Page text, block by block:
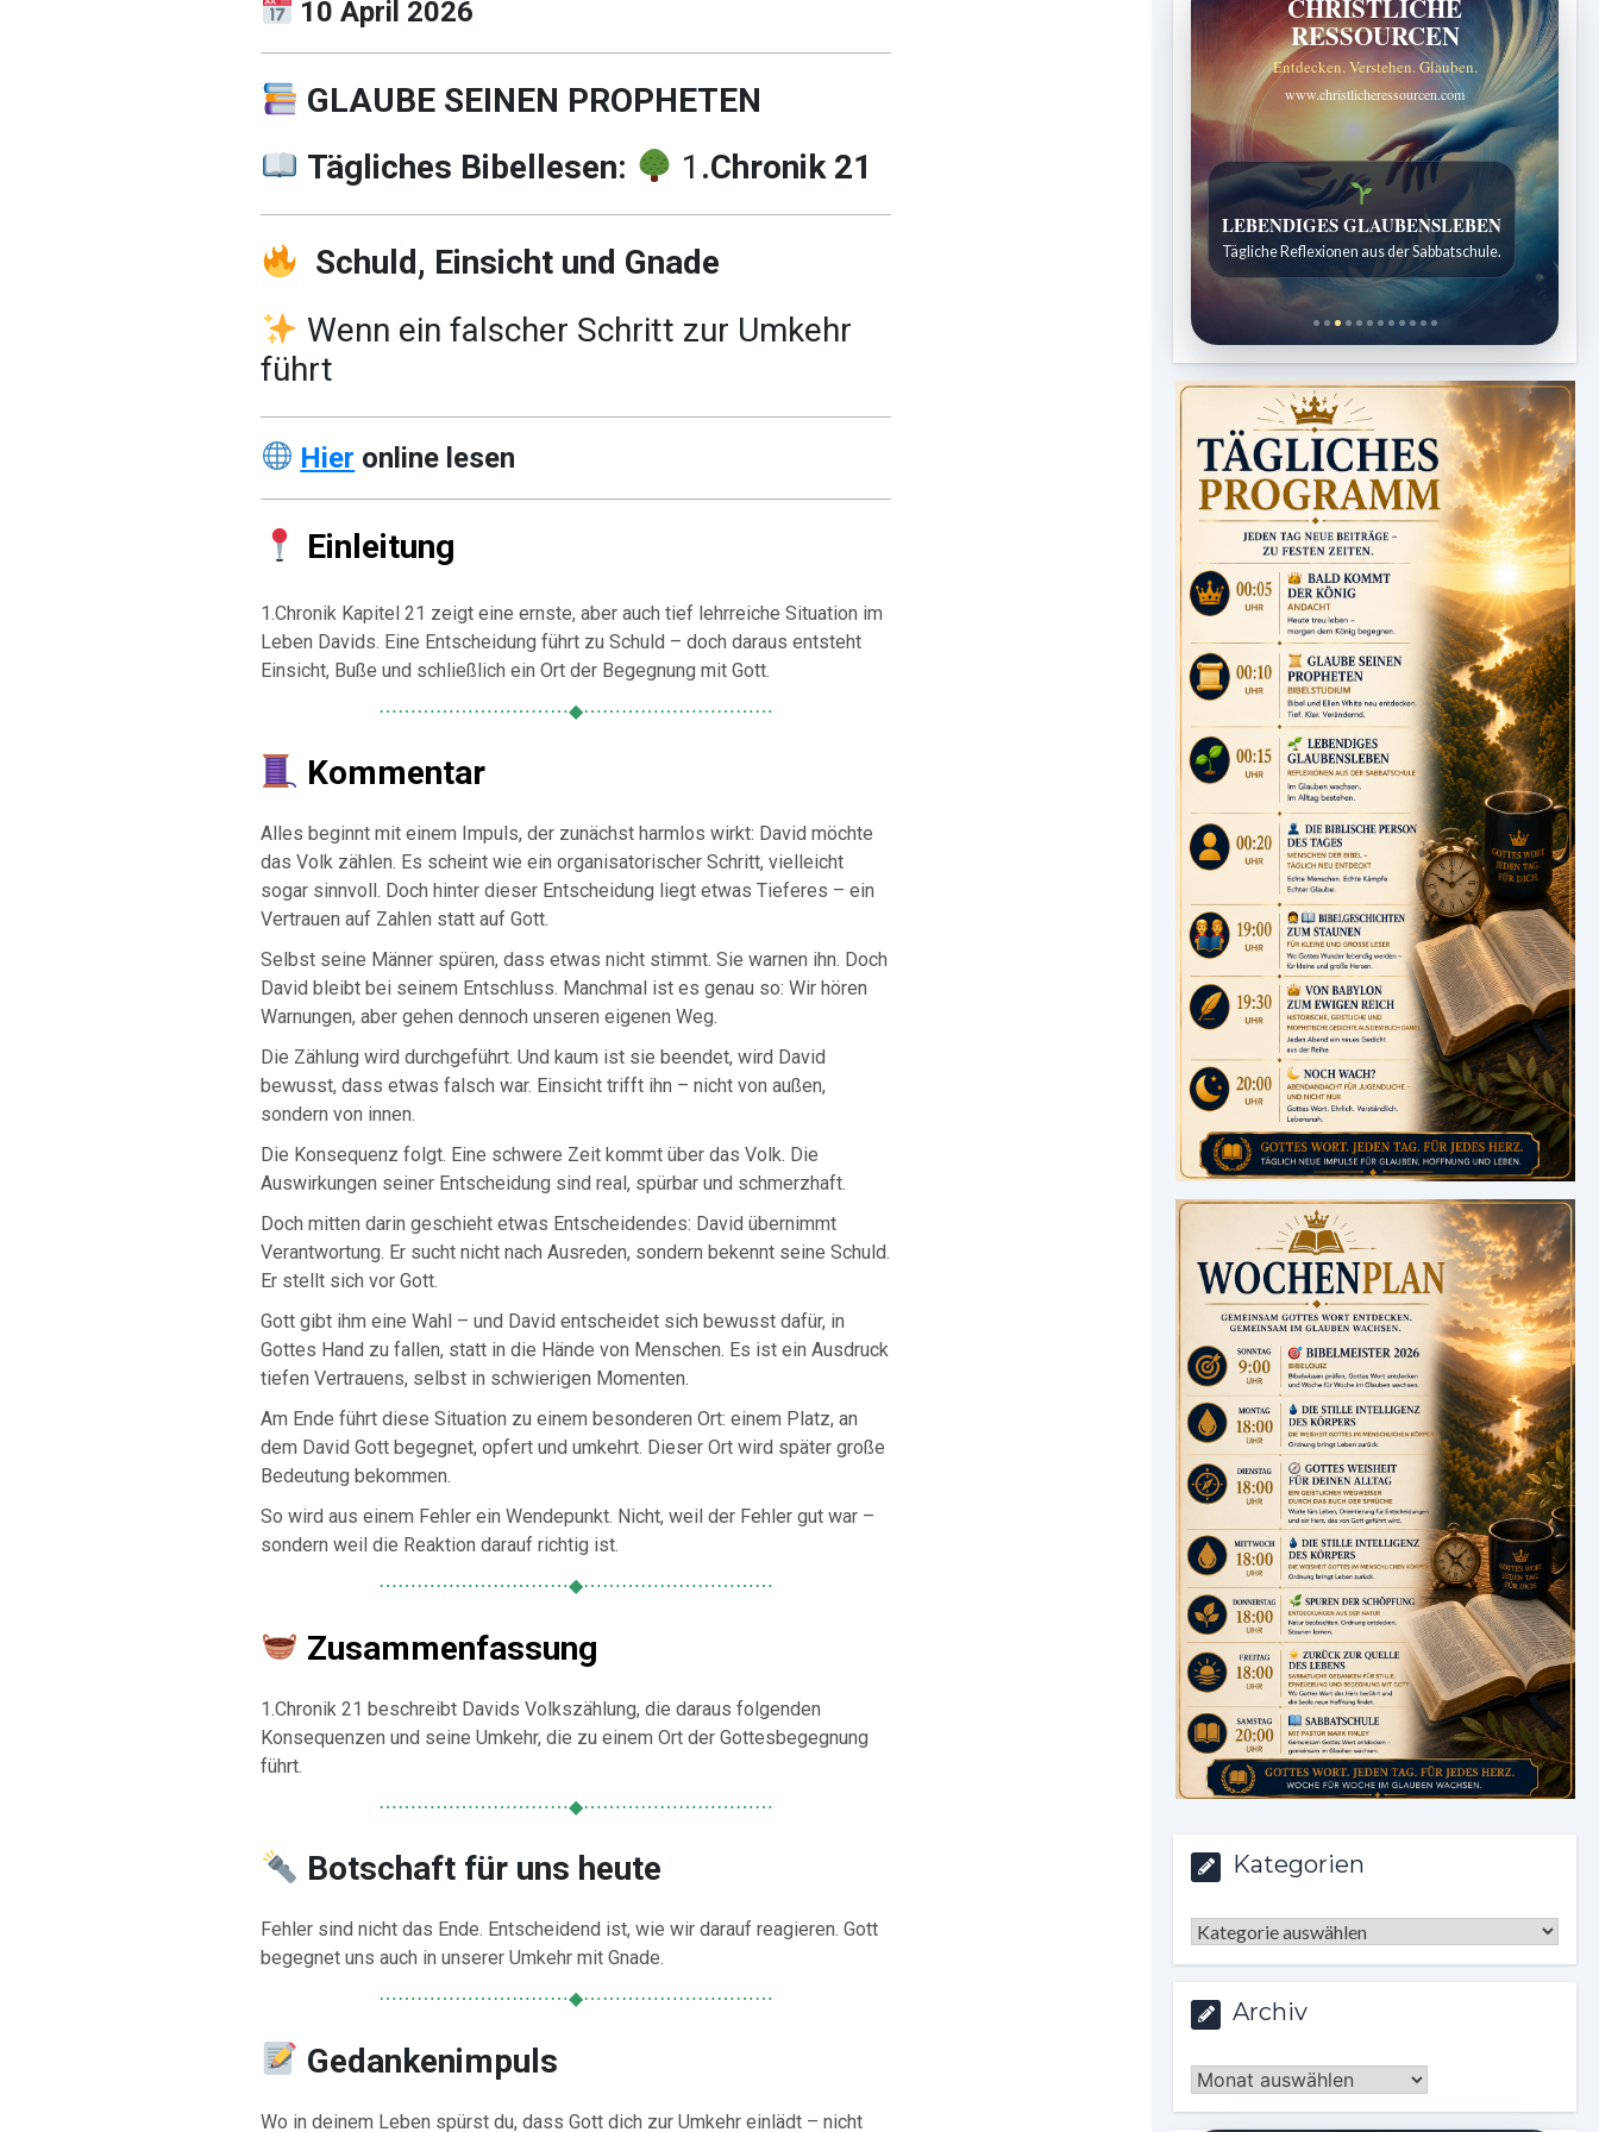
10 April 2026
GLAUBE SEINEN PROPHETEN
Tägliches Bibellesen:
1 .Chronik 21
Schuld, Einsicht und Gnade
Wenn ein falscher Schritt zur Umkehr
führt
Hier online lesen
Einleitung
1.Chronik Kapitel 21 zeigt eine ernste, aber auch tief lehrreiche Situation im
Leben Davids. Eine Entscheidung führt zu Schuld – doch daraus entsteht
Einsicht, Buße und schließlich ein Ort der Begegnung mit Gott.
⋯⋯⋯⋯⋯⋯⋯⋯⋯⋯◆⋯⋯⋯⋯⋯⋯⋯⋯⋯⋯
Kommentar
Alles beginnt mit einem Impuls, der zunächst harmlos wirkt: David möchte
das Volk zählen. Es scheint wie ein organisatorischer Schritt, vielleicht
sogar sinnvoll. Doch hinter dieser Entscheidung liegt etwas Tieferes – ein
Vertrauen auf Zahlen statt auf Gott.
Selbst seine Männer spüren, dass etwas nicht stimmt. Sie warnen ihn. Doch
David bleibt bei seinem Entschluss. Manchmal ist es genau so: Wir hören
Warnungen, aber gehen dennoch unseren eigenen Weg.
Die Zählung wird durchgeführt. Und kaum ist sie beendet, wird David
bewusst, dass etwas falsch war. Einsicht trifft ihn – nicht von außen,
sondern von innen.
Die Konsequenz folgt. Eine schwere Zeit kommt über das Volk. Die
Auswirkungen seiner Entscheidung sind real, spürbar und schmerzhaft.
Doch mitten darin geschieht etwas Entscheidendes: David übernimmt
Verantwortung. Er sucht nicht nach Ausreden, sondern bekennt seine Schuld.
Er stellt sich vor Gott.
Gott gibt ihm eine Wahl – und David entscheidet sich bewusst dafür, in
Gottes Hand zu fallen, statt in die Hände von Menschen. Es ist ein Ausdruck
tiefen Vertrauens, selbst in schwierigen Momenten.
Am Ende führt diese Situation zu einem besonderen Ort: einem Platz, an
dem David Gott begegnet, opfert und umkehrt. Dieser Ort wird später große
Bedeutung bekommen.
So wird aus einem Fehler ein Wendepunkt. Nicht, weil der Fehler gut war –
sondern weil die Reaktion darauf richtig ist.
⋯⋯⋯⋯⋯⋯⋯⋯⋯⋯◆⋯⋯⋯⋯⋯⋯⋯⋯⋯⋯
Zusammenfassung
1.Chronik 21 beschreibt Davids Volkszählung, die daraus folgenden
Konsequenzen und seine Umkehr, die zu einem Ort der Gottesbegegnung
führt.
⋯⋯⋯⋯⋯⋯⋯⋯⋯⋯◆⋯⋯⋯⋯⋯⋯⋯⋯⋯⋯
Botschaft für uns heute
Fehler sind nicht das Ende. Entscheidend ist, wie wir darauf reagieren. Gott
begegnet uns auch in unserer Umkehr mit Gnade.
⋯⋯⋯⋯⋯⋯⋯⋯⋯⋯◆⋯⋯⋯⋯⋯⋯⋯⋯⋯⋯
Gedankenimpuls
Wo in deinem Leben spürst du, dass Gott dich zur Umkehr einlädt – nicht
CHRISTLICHE
RESSOURCEN
Entdecken. Verstehen. Glauben.
www.christlicheressourcen.com
Bibelgeschichten zum Staunen
Kindergeschichten für 7 bis 12 Jahre.
Kategorien
Kategorien
Archiv
Archiv